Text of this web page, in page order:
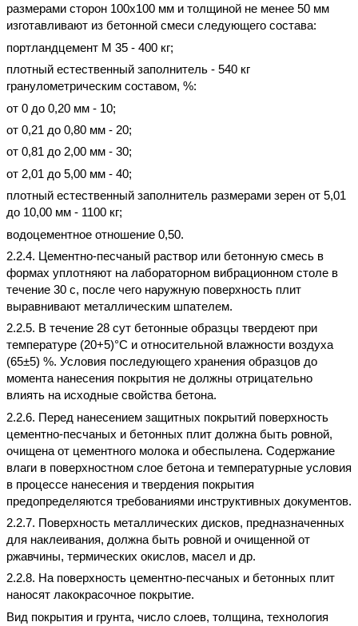
размерами сторон 100х100 мм и толщиной не менее 50 мм
изготавливают из бетонной смеси следующего состава:
портландцемент М 35 - 400 кг;
плотный естественный заполнитель - 540 кг
гранулометрическим составом, %:
от 0 до 0,20 мм - 10;
от 0,21 до 0,80 мм - 20;
от 0,81 до 2,00 мм - 30;
от 2,01 до 5,00 мм - 40;
плотный естественный заполнитель размерами зерен от 5,01
до 10,00 мм - 1100 кг;
водоцементное отношение 0,50.
2.2.4. Цементно-песчаный раствор или бетонную смесь в
формах уплотняют на лабораторном вибрационном столе в
течение 30 с, после чего наружную поверхность плит
выравнивают металлическим шпателем.
2.2.5. В течение 28 сут бетонные образцы твердеют при
температуре (20+5)°С и относительной влажности воздуха
(65±5) %. Условия последующего хранения образцов до
момента нанесения покрытия не должны отрицательно
влиять на исходные свойства бетона.
2.2.6. Перед нанесением защитных покрытий поверхность
цементно-песчаных и бетонных плит должна быть ровной,
очищена от цементного молока и обеспылена. Содержание
влаги в поверхностном слое бетона и температурные условия
в процессе нанесения и твердения покрытия
предопределяются требованиями инструктивных документов.
2.2.7. Поверхность металлических дисков, предназначенных
для наклеивания, должна быть ровной и очищенной от
ржавчины, термических окислов, масел и др.
2.2.8. На поверхность цементно-песчаных и бетонных плит
наносят лакокрасочное покрытие.
Вид покрытия и грунта, число слоев, толщина, технология